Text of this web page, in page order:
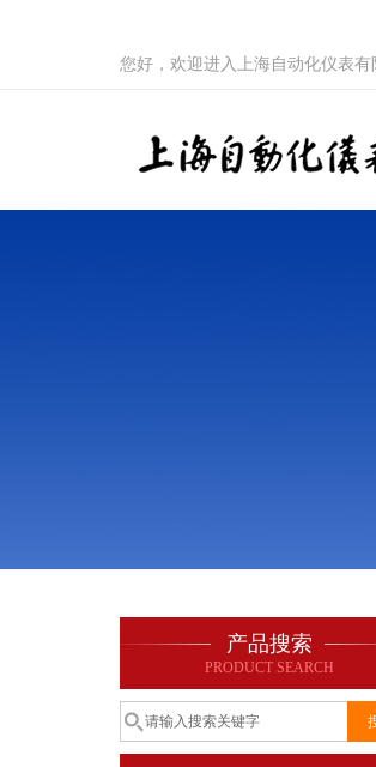
您好，欢迎进入上海自动化仪表有
产品搜索
PRODUCT SEARCH